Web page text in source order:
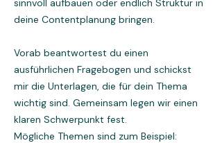
sinnvoll aufbauen oder endlich Struktur in
deine Contentplanung bringen.
Vorab beantwortest du einen
ausführlichen Fragebogen und schickst
mir die Unterlagen, die für dein Thema
wichtig sind. Gemeinsam legen wir einen
klaren Schwerpunkt fest.
Mögliche Themen sind zum Beispiel: